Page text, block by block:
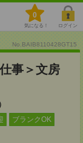
0
気になる！ ログイン
No.BAIB8110428GT15
事＞文房
ブランクOK